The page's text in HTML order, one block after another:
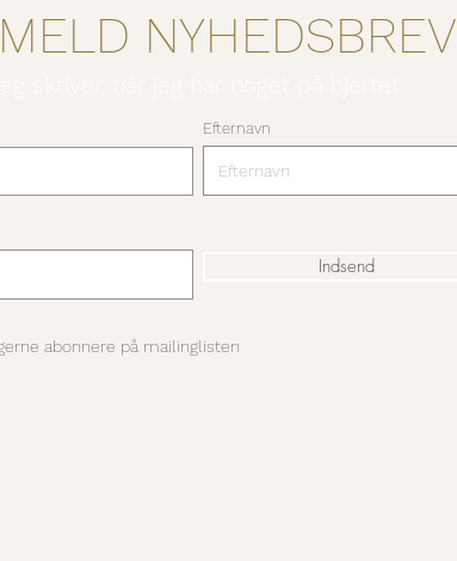
NYHEDSBREV
Efternavn
Indsend
abonnere på mailinglisten